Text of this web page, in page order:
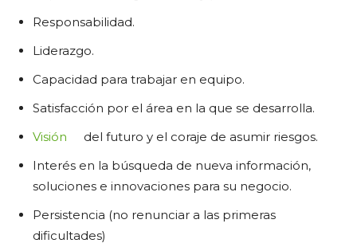
Responsabilidad.
Liderazgo.
Capacidad para trabajar en equipo.
Satisfacción por el área en la que se desarrolla.
Visión
del futuro y el coraje de asumir riesgos.
Interés en la búsqueda de nueva información,
soluciones e innovaciones para su negocio.
Persistencia (no renunciar a las primeras
dificultades)